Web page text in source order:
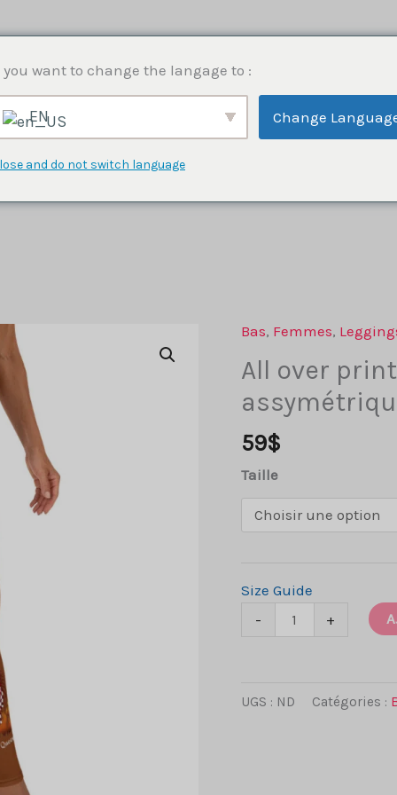
Accueil Boutique
Bas, Femmes,
All over
59$
Taille
Size Guide
-
quantité
print
+
UGS : ND Catégories :
you want to change the langage to :
EN Change
and do not switch language